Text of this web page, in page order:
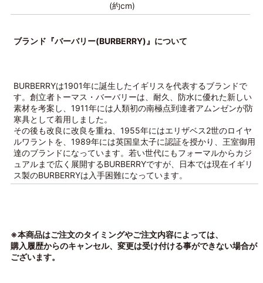
(約cm)
ブランド『バーバリー(BURBERRY)』について
BURBERRYは1901年に誕生したイギリスを代表するブランドで
す。創立者トーマス・バーバリーは、耐久、防水に優れた新しい
素材を考案し、1911年には人類初の南極点到達者アムンゼンが防
寒具として着用しました。
その後も改良に改良を重ね、1955年にはエリザベス2世のロイヤ
ルワラントを、1989年には英国皇太子に認証を授かり、王室御用
達のブランドになっています。若い世代にもフォーマルからカジ
ュアルまで広く展開するBURBERRYですが、日本では現在イギリ
ス製のBURBERRYは入手困難になっています。
※本商品はご注文のタイミングやご注文内容によっては、
購入履歴からのキャンセル、変更は受け付ける事ができない場合が
ございます。